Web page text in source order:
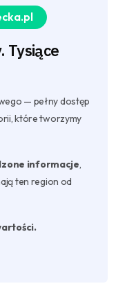
Tysiące
— pełny dostęp
które tworzymy
informacje,
ten region od